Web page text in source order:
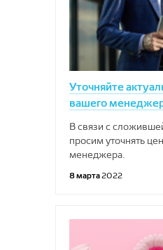
Уточняйте
вашего
В связи с
просим уточнять
менеджера.
8 марта2022